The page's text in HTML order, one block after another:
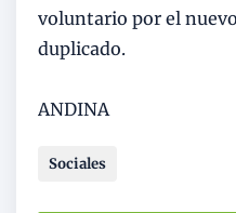
voluntario por el
duplicado.
ANDINA
Sociales